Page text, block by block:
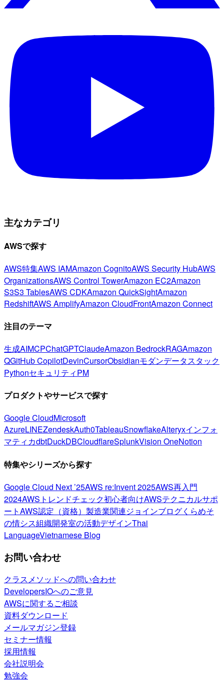
主なカテゴリ
AWSで探す
AWS特集AWS IAMAmazon CognitoAWS Security HubAWS
OrganizationsAWS Control TowerAmazon EC2Amazon
S3S3 TablesAWS CDKAmazon QuickSightAmazon
RedshiftAWS AmplifyAmazon CloudFrontAmazon Connect
注目のテーマ
生成AIMCPChatGPTClaudeAmazon BedrockRAGAmazon
QGitHub CopilotDevinCursorObsidianモダンデータスタック
PythonセキュリティPM
プロダクトやサービスで探す
Google CloudMicrosoft
AzureLINEZendeskAuth0TableauSnowflakeAlteryxインフォ
マティカdbtDuckDBCloudflareSplunkVision OneNotion
特集やシリーズから探す
Google Cloud Next ’25AWS re:Invent 2025AWS再入門
2024AWSトレンドチェック初心者向けAWSテクニカルサポ
ートAWS認定（資格） 製造業関連ジョインブログくらめそ
の情シス組織開発室の活動デザインThai
LanguageVietnamese Blog
お問い合わせ
クラスメソッドへの問い合わせ
DevelopersIOへのご意見
AWSに関するご相談
資料ダウンロード
メールマガジン登録
セミナー情報
採用情報
会社説明会
勉強会